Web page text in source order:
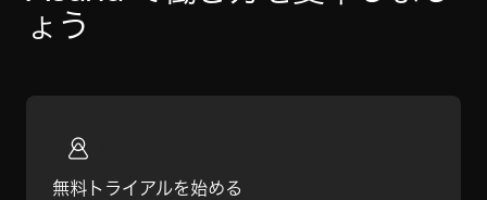
ょう
無料トライアルを始める